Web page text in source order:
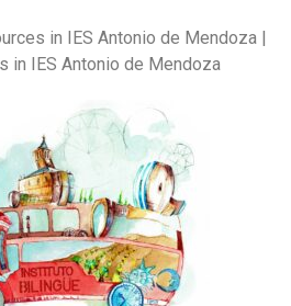
in IES Antonio de Mendoza |
in IES Antonio de Mendoza